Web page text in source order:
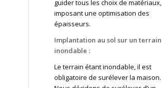
guider tous les choix de matériaux,
imposant une optimisation des
épaisseurs.
Implantation au sol sur un terrain
inondable :
Le terrain étant inondable, il est
obligatoire de surélever la maison.